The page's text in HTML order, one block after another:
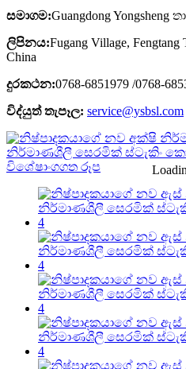
සමාගම:Guangdong
ලිපිනය:Fugang Village, Fengtang
China
දුරකථන:0768-6851979 /0768-
විද්යුත් තැපෑල: service@ysbsl.com